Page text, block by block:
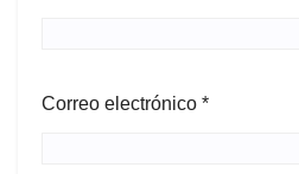
Correo electrónico *